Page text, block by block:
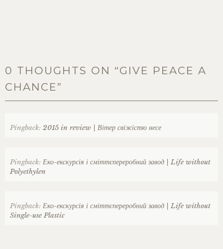
0 THOUGHTS ON “GIVE PEACE A
CHANCE”
Pingback: 2015 in review | Вітер свіжістю несе
Pingback: Еко-екскурсія і сміттєпереробний завод | Life without
Polyethylen
Pingback: Еко-екскурсія і сміттєпереробний завод | Life without
Single-use Plastic